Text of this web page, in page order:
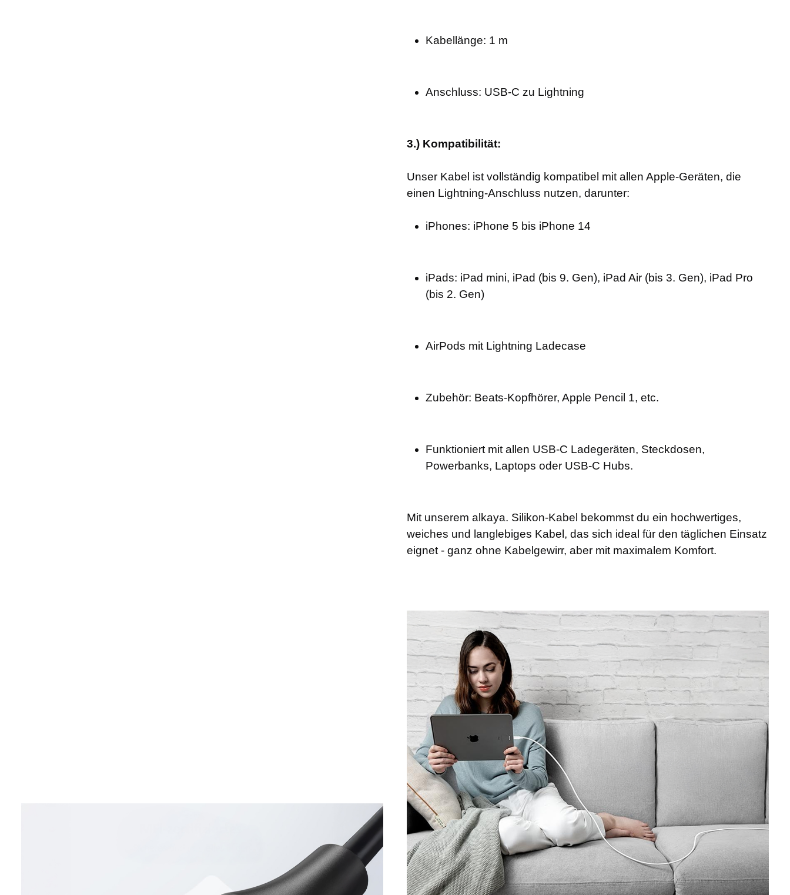
Kabellänge: 1 m
Anschluss: USB-C zu Lightning
3.) Kompatibilität:
Unser Kabel ist vollständig kompatibel mit allen Apple-Geräten, die
einen Lightning-Anschluss nutzen, darunter:
iPhones: iPhone 5 bis iPhone 14
iPads: iPad mini, iPad (bis 9. Gen), iPad Air (bis 3. Gen), iPad Pro
(bis 2. Gen)
AirPods mit Lightning Ladecase
Zubehör: Beats-Kopfhörer, Apple Pencil 1, etc.
Funktioniert mit allen USB-C Ladegeräten, Steckdosen,
Powerbanks, Laptops oder USB-C Hubs.
Mit unserem alkaya. Silikon-Kabel bekommst du ein hochwertiges,
weiches und langlebiges Kabel, das sich ideal für den täglichen Einsatz
eignet - ganz ohne Kabelgewirr, aber mit maximalem Komfort.